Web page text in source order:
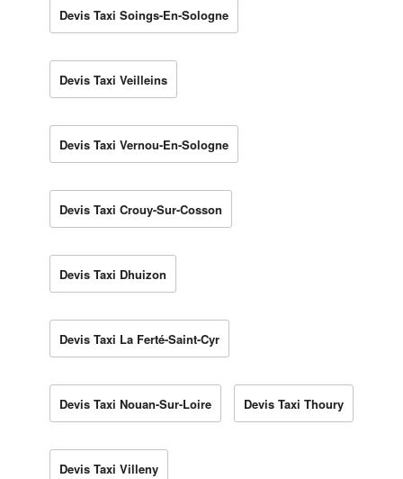
Devis Taxi Soings-En-Sologne
Devis Taxi Veilleins
Devis Taxi Vernou-En-Sologne
Devis Taxi Crouy-Sur-Cosson
Devis Taxi Dhuizon
Devis Taxi La Ferté-Saint-Cyr
Devis Taxi Nouan-Sur-Loire Devis Taxi Thoury
Devis Taxi Villeny